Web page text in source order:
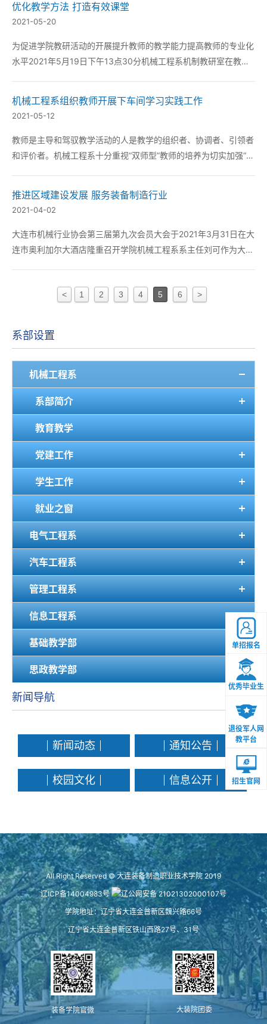
计尤其是新开设的智能光电制造技...
优化教学方法 打造有效课堂
2021-05-20
为促进学院教研活动的开展提升教师的教学能力提高教师的专业化
水平2021年5月19日下午13点30分机械工程系机制教研室在教学
师。 活动中王佳欣老师以《机...
机械工程系组织教师开展下车间学习实践工作
2021-05-12
教师是主导和驾驭教学活动的人是教学的组织者、协调者、引领者
和评价者。机械工程系十分重视“双师型”教师的培养为切实加强“双
本学期着手对教师下车间学习实践工作做出安排确...
推进区域建设发展 服务装备制造行业
2021-04-02
大连市机械行业协会第三届第九次会员大会于2021年3月31日在大
连市奥利加尔大酒店隆重召开学院机械工程系系主任刘可作为大连
位。大连装备制造职业技术学院被选为第四届大连...
< 1 2 3 4 5 6 >
系部设置
机械工程系
系部简介
教育教学
党建工作
学生工作
就业之窗
电气工程系
汽车工程系
管理工程系
信息工程系
基础教学部
思政教学部
新闻导航
新闻动态 通知公告
校园文化 信息公开
单招报名
优秀毕业生
退役军人网
教平台
招生官网
All Right Reserved © 大连装备制造职业技术学院 2019
辽ICP备14004983号
辽公网安备 21021302000107号
学院地址：辽宁省大连金普新区魏兴路66号
辽宁省大连金普新区铁山西路27号、31号
装备学院官微 大装院团委